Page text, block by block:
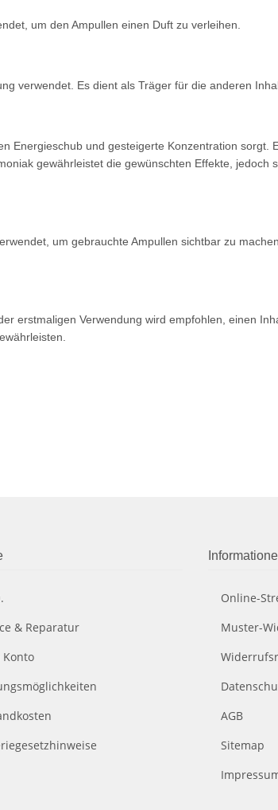
um den Ampullen einen Duft zu verleihen.
verwendet. Es dient als Träger für die anderen
Energieschub und gesteigerte Konzentration sorgt.
gewährleistet die gewünschten Effekte, jedoch
um gebrauchte Ampullen sichtbar zu
erstmaligen Verwendung wird empfohlen, einen
& Reparatur
Online-
Muster-
AGB
Sitemap